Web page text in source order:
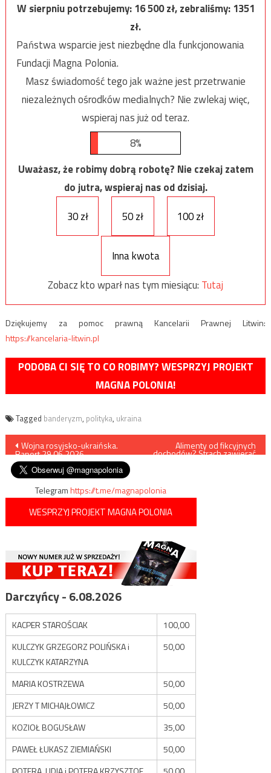
W sierpniu potrzebujemy:16 500zł, zebraliśmy:1351
zł.
Państwa wsparcie jest niezbędne dla funkcjonowania
Fundacji Magna Polonia.
Masz świadomość tego jak ważne jest przetrwanie
niezależnych ośrodków medialnych? Nie zwlekaj więc,
wspieraj nas już od teraz.
8%
Uważasz, że robimy dobrą robotę? Nie czekaj zatem
do jutra, wspieraj nas od dzisiaj.
30 zł
50 zł 100 zł
Inna kwota
Zobacz kto wparł nas tym miesiącu: Tutaj
Dziękujemy za pomoc prawną Kancelarii Prawnej Litwin:
https://kancelaria-litwin.pl
PODOBA CI SIĘ TO CO ROBIMY? WESPRZYJ PROJEKT
MAGNA POLONIA!
Tagged banderyzm, polityka, ukraina
Nawigacja
wpisu
Wojna rosyjsko-ukraińska.
Raport 29.06.2026
Alimenty od fikcyjnych
dochodów? Strach zawierać
Telegramhttps://t.me/magnapolonia
WESPRZYJ PROJEKT MAGNA POLONIA
Darczyńcy - 6.08.2026
KACPER STAROŚCIAK
100,00
KULCZYK GRZEGORZ POLIŃSKA i
KULCZYK KATARZYNA
50,00
MARIA KOSTRZEWA
50,00
JERZY T MICHAJŁOWICZ
50,00
KOZIOŁ BOGUSŁAW
35,00
PAWEŁ ŁUKASZ ZIEMIAŃSKI
50,00